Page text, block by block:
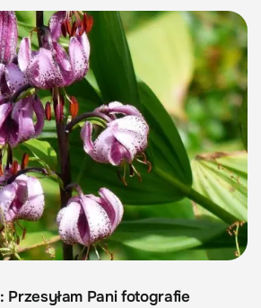
: Przesyłam Pani fotografie